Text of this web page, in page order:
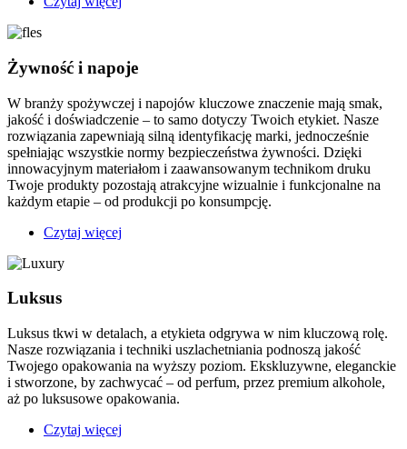
Żywność i napoje
W branży spożywczej i napojów kluczowe znaczenie mają smak,
jakość i doświadczenie – to samo dotyczy Twoich etykiet. Nasze
rozwiązania zapewniają silną identyfikację marki, jednocześnie
spełniając wszystkie normy bezpieczeństwa żywności. Dzięki
innowacyjnym materiałom i zaawansowanym technikom druku
Twoje produkty pozostają atrakcyjne wizualnie i funkcjonalne na
każdym etapie – od produkcji po konsumpcję.
Czytaj więcej
Luksus
Luksus tkwi w detalach, a etykieta odgrywa w nim kluczową rolę.
Nasze rozwiązania i techniki uszlachetniania podnoszą jakość
Twojego opakowania na wyższy poziom. Ekskluzywne, eleganckie
i stworzone, by zachwycać – od perfum, przez premium alkohole,
aż po luksusowe opakowania.
Czytaj więcej